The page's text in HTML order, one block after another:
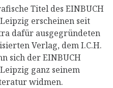
Titel des EINBUCH
erscheinen seit
dafür ausgegründeten
Verlag, dem I.C.H.
sich der EINBUCH
ganz seinem
widmen.